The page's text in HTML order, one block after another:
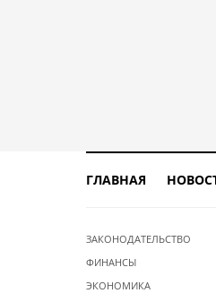
ГЛАВНАЯ
ЗАКОНОДАТЕЛЬСТВО
ФИНАНСЫ
ЭКОНОМИКА